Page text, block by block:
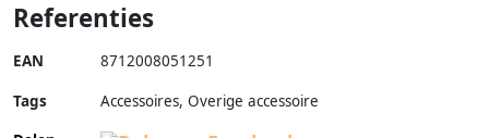
Referenties
EAN 8712008051251
Tags
Accessoires, Overige accessoire